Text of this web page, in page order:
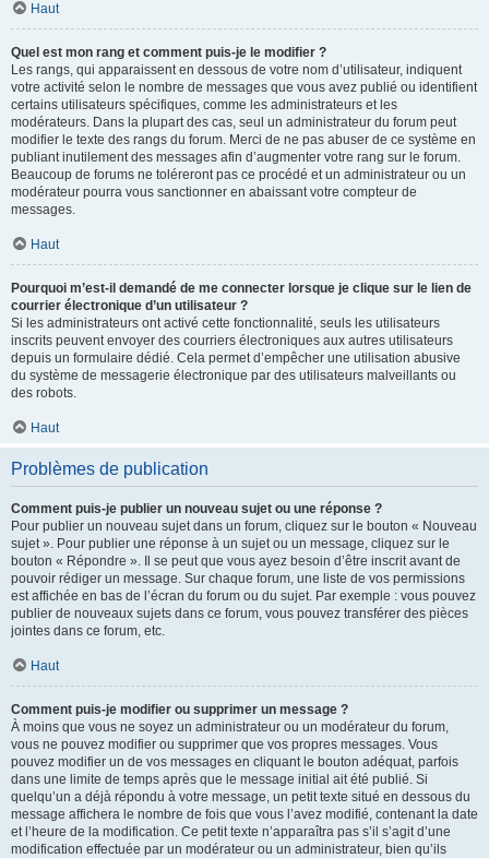
Haut
Quel est mon rang et comment puis-je le modifier ?
Les rangs, qui apparaissent en dessous de votre nom d’utilisateur, indiquent
votre activité selon le nombre de messages que vous avez publié ou identifient
certains utilisateurs spécifiques, comme les administrateurs et les
modérateurs. Dans la plupart des cas, seul un administrateur du forum peut
modifier le texte des rangs du forum. Merci de ne pas abuser de ce système en
publiant inutilement des messages afin d’augmenter votre rang sur le forum.
Beaucoup de forums ne toléreront pas ce procédé et un administrateur ou un
modérateur pourra vous sanctionner en abaissant votre compteur de
messages.
Haut
Pourquoi m’est-il demandé de me connecter lorsque je clique sur le lien de
courrier électronique d’un utilisateur ?
Si les administrateurs ont activé cette fonctionnalité, seuls les utilisateurs
inscrits peuvent envoyer des courriers électroniques aux autres utilisateurs
depuis un formulaire dédié. Cela permet d’empêcher une utilisation abusive
du système de messagerie électronique par des utilisateurs malveillants ou
des robots.
Haut
Problèmes de publication
Comment puis-je publier un nouveau sujet ou une réponse ?
Pour publier un nouveau sujet dans un forum, cliquez sur le bouton « Nouveau
sujet ». Pour publier une réponse à un sujet ou un message, cliquez sur le
bouton « Répondre ». Il se peut que vous ayez besoin d’être inscrit avant de
pouvoir rédiger un message. Sur chaque forum, une liste de vos permissions
est affichée en bas de l’écran du forum ou du sujet. Par exemple : vous pouvez
publier de nouveaux sujets dans ce forum, vous pouvez transférer des pièces
jointes dans ce forum, etc.
Haut
Comment puis-je modifier ou supprimer un message ?
À moins que vous ne soyez un administrateur ou un modérateur du forum,
vous ne pouvez modifier ou supprimer que vos propres messages. Vous
pouvez modifier un de vos messages en cliquant le bouton adéquat, parfois
dans une limite de temps après que le message initial ait été publié. Si
quelqu’un a déjà répondu à votre message, un petit texte situé en dessous du
message affichera le nombre de fois que vous l’avez modifié, contenant la date
et l’heure de la modification. Ce petit texte n’apparaîtra pas s’il s’agit d’une
modification effectuée par un modérateur ou un administrateur, bien qu’ils